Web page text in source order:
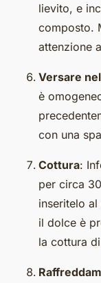
lievito, e
composto.
attenzione
Versare
è
con una
Cottura:
per circa
inseritelo
il dolce è
la cottura